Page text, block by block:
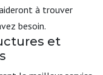
à trouver
besoin.
et